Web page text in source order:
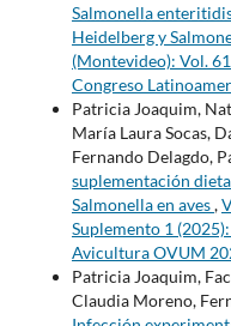
Salmonella
Heidelberg y
(Montevideo): Vol.
Congreso
Patricia Joaquim,
María Laura Socas,
Fernando Delagdo,
suplementación
Salmonella en aves,
Suplemento 1
Avicultura OVUM
Patricia Joaquim,
Claudia Moreno,